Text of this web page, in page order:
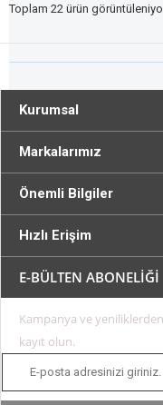
Toplam 22 ürün
Kurumsal
Markalarımız
Önemli Bilgiler
Hızlı Erişim
E-BÜLTEN ABONELİĞİ
Kampanya ve
kayıt olun.